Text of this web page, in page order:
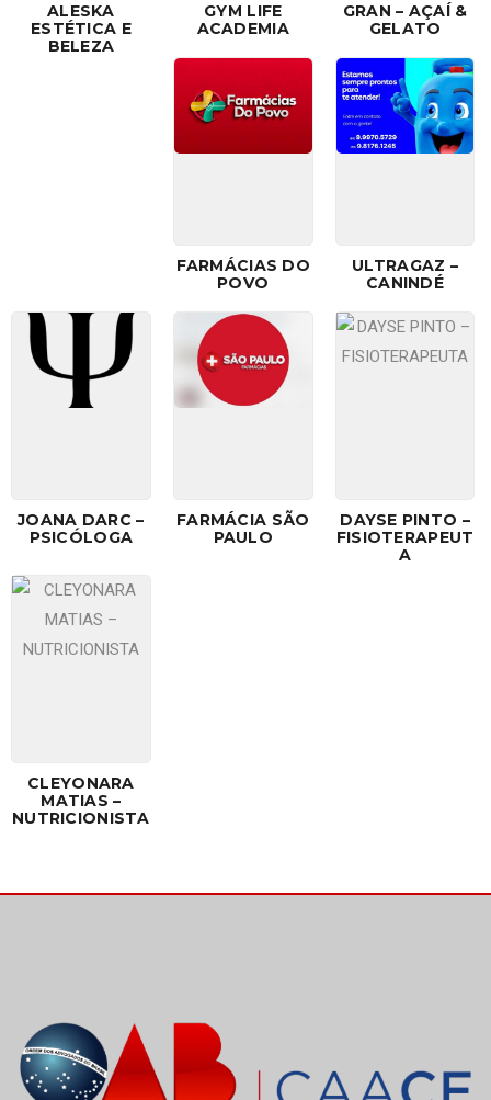
ALESKA
ESTÉTICA E
BELEZA
GYM LIFE
ACADEMIA
GRAN – AÇAÍ &
GELATO
FARMÁCIAS DO
POVO
ULTRAGAZ –
CANINDÉ
JOANA DARC –
PSICÓLOGA
FARMÁCIA SÃO
PAULO
DAYSE PINTO –
FISIOTERAPEUT
A
CLEYONARA
MATIAS –
NUTRICIONISTA